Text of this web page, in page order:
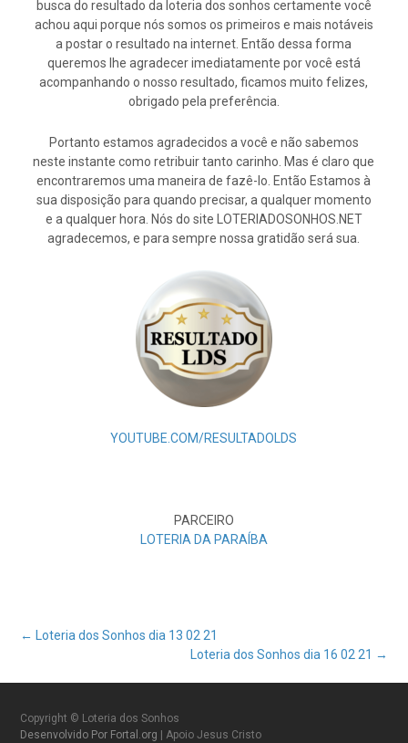
busca do resultado da loteria dos sonhos certamente você
achou aqui porque nós somos os primeiros e mais notáveis
a postar o resultado na internet. Então dessa forma
queremos lhe agradecer imediatamente por você está
acompanhando o nosso resultado, ficamos muito felizes,
obrigado pela preferência.
Portanto estamos agradecidos a você e não sabemos
neste instante como retribuir tanto carinho. Mas é claro que
encontraremos uma maneira de fazê-lo. Então Estamos à
sua disposição para quando precisar, a qualquer momento
e a qualquer hora. Nós do site LOTERIADOSONHOS.NET
agradecemos, e para sempre nossa gratidão será sua.
YOUTUBE.COM/RESULTADOLDS
PARCEIRO
LOTERIA DA PARAÍBA
Post
navigation
← Loteria dos Sonhos dia 13 02 21
Loteria dos Sonhos dia 16 02 21 →
Copyright © Loteria dos Sonhos
Desenvolvido Por Fortal.org
| Apoio Jesus Cristo